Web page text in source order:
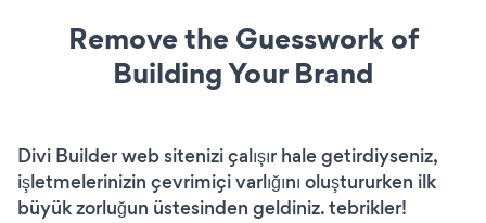
Remove the Guesswork of
Building Your Brand
Divi Builder web sitenizi çalışır hale getirdiyseniz,
işletmelerinizin çevrimiçi varlığını oluştururken ilk
büyük zorluğun üstesinden geldiniz. tebrikler!